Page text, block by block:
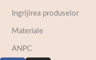
Ingrijirea produselor
Materiale
ANPC